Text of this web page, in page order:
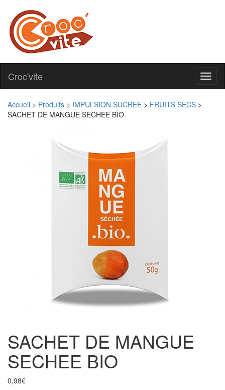
Croc'vite
Accueil > Produits > IMPULSION SUCREE > FRUITS SECS >
SACHET DE MANGUE SECHEE BIO
SACHET DE MANGUE
SECHEE BIO
0,98€